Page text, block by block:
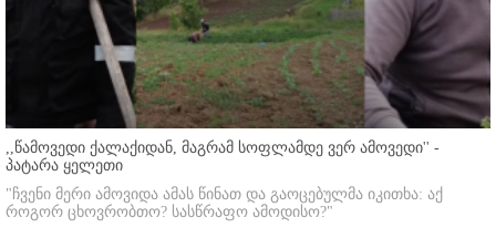
,,წამოვედი ქალაქიდან, მაგრამ სოფლამდე ვერ ამოვედი'' -
პატარა ყელეთი
"ჩვენი მერი ამოვიდა ამას წინათ და გაოცებულმა იკითხა: აქ
როგორ ცხოვრობთო? სასწრაფო ამოდისო?"